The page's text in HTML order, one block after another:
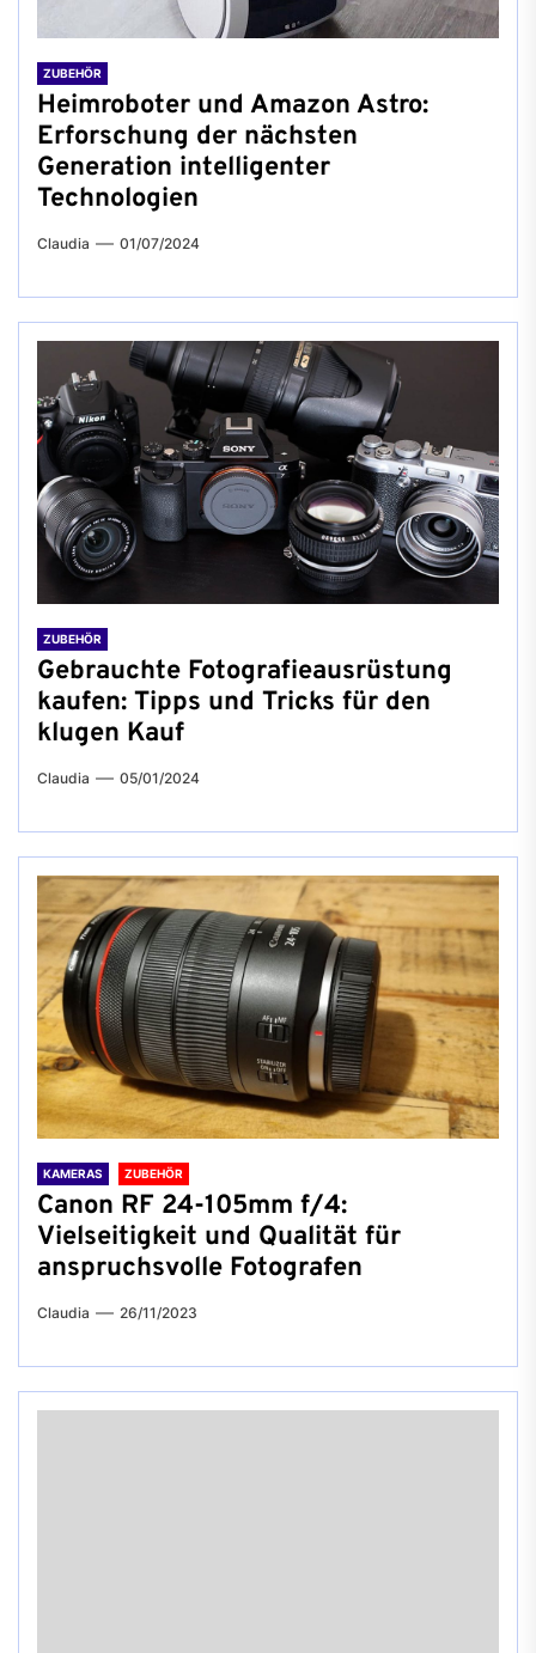
ZUBEHÖR
Heimroboter und Amazon Astro:
Erforschung der nächsten
Generation intelligenter
Technologien
Claudia 01/07/2024
ZUBEHÖR
Gebrauchte Fotografieausrüstung
kaufen: Tipps und Tricks für den
klugen Kauf
Claudia 05/01/2024
KAMERAS ZUBEHÖR
Canon RF 24-105mm f/4:
Vielseitigkeit und Qualität für
anspruchsvolle Fotografen
Claudia 26/11/2023